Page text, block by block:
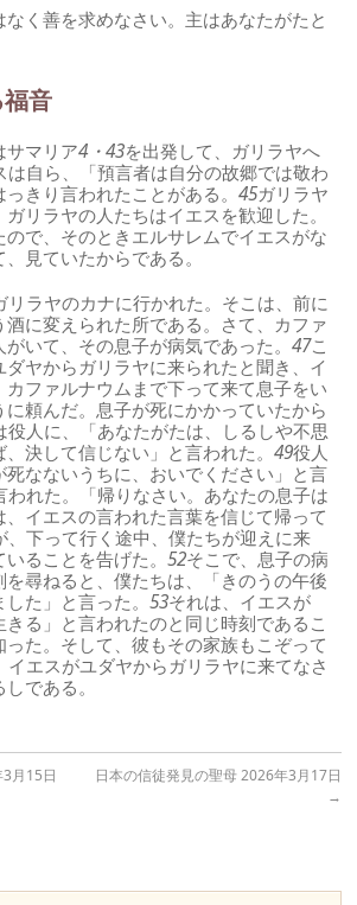
く善を求めなさい。主はあなたがたと
福音
サマリア4・43を出発して、ガリラヤへ
は自ら、「預言者は自分の故郷では敬わ
きり言われたことがある。45ガリラヤ
リラヤの人たちはイエスを歓迎した。
で、そのときエルサレムでイエスがな
見ていたからである。
リラヤのカナに行かれた。そこは、前に
に変えられた所である。さて、カファ
がいて、その息子が病気であった。47こ
ヤからガリラヤに来られたと聞き、イ
ファルナウムまで下って来て息子をい
頼んだ。息子が死にかかっていたから
役人に、「あなたがたは、しるしや不思
決して信じない」と言われた。49役人
死なないうちに、おいでください」と言
われた。「帰りなさい。あなたの息子は
イエスの言われた言葉を信じて帰って
、下って行く途中、僕たちが迎えに来
ることを告げた。52そこで、息子の病
尋ねると、僕たちは、「きのうの午後
した」と言った。53それは、イエスが
きる」と言われたのと同じ時刻であるこ
った。そして、彼もその家族もこぞって
イエスがユダヤからガリラヤに来てなさ
である。
月15日
日本の信徒発見の聖母 2026年3月17日
→